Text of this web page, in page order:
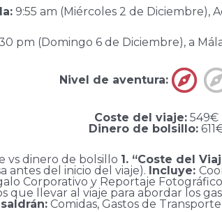
9:55 am (Miércoles 2 de Diciembre),
pm (Domingo 6 de Diciembre), a
Nivel de aventura:
Coste del viaje: 549€
Dinero de bolsillo:
vs dinero de bolsillo 1. “Coste del
antes del inicio del viaje). Incluye:
Corporativo y Reportaje
que llevar al viaje para abordar los
Comidas, Gastos de